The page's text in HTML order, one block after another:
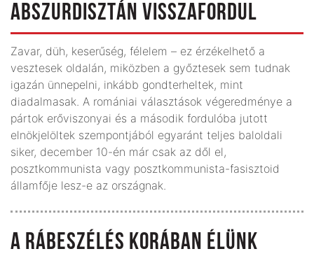
ABSZURDISZTÁN VISSZAFORDUL
Zavar, düh, keserűség, félelem – ez érzékelhető a
vesztesek oldalán, miközben a győztesek sem tudnak
igazán ünnepelni, inkább gondterheltek, mint
diadalmasak. A romániai választások végeredménye a
pártok erőviszonyai és a második fordulóba jutott
elnökjelöltek szempontjából egyaránt teljes baloldali
siker, december 10-én már csak az dől el,
posztkommunista vagy posztkommunista-fasisztoid
államfője lesz-e az országnak.
A RÁBESZÉLÉS KORÁBAN ÉLÜNK